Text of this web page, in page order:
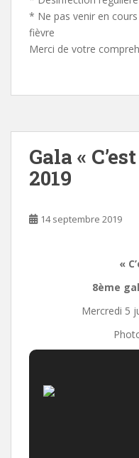
* Ne pas venir en
fièvre
Merci de votre
Gala «
2019
14 septembre 2019
«
8ème
Mercredi 5